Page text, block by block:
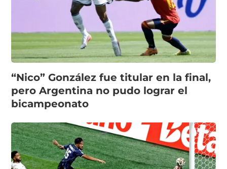
“Nico” González fue titular en la final,
pero Argentina no pudo lograr el
bicampeonato